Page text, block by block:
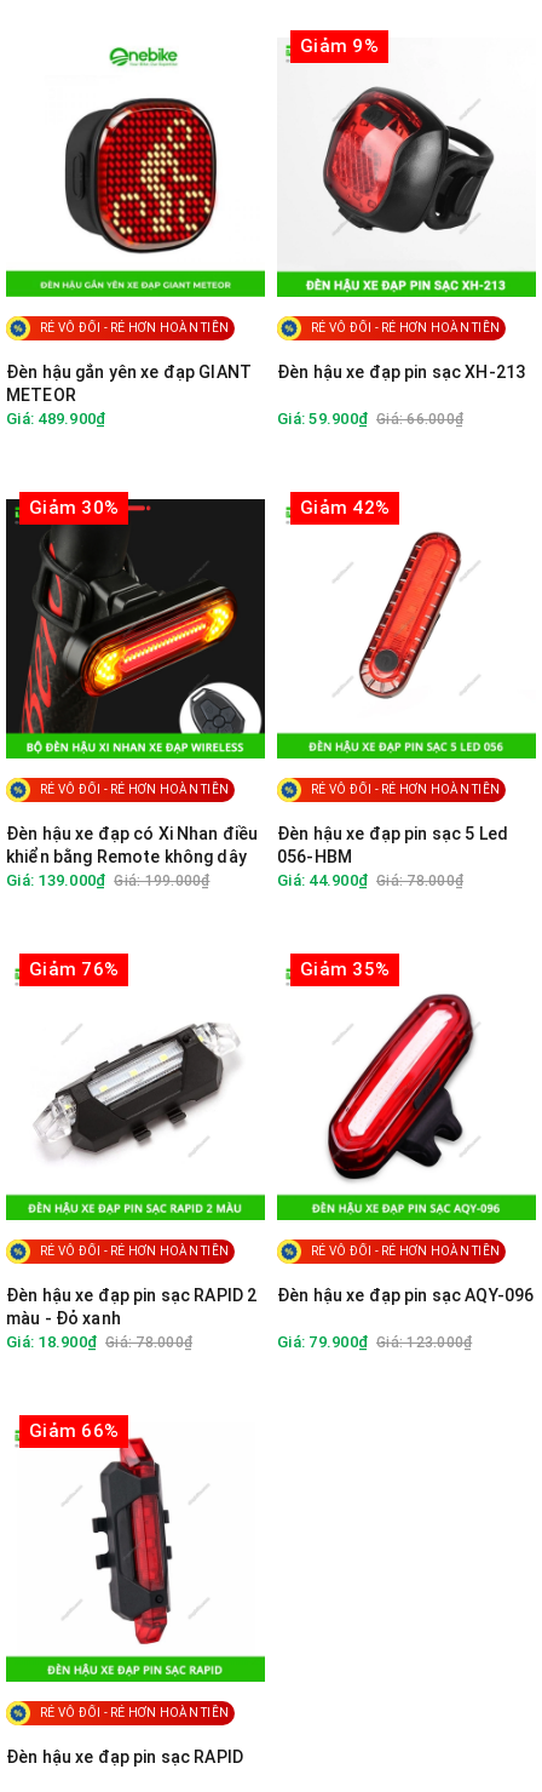
RẺ VÔ ĐỐI - RẺ HƠN HOÀN TIỀN
Đèn hậu gắn yên xe đạp GIANT
METEOR
Giá: 489.900₫
Giảm 9%
RẺ VÔ ĐỐI - RẺ HƠN HOÀN TIỀN
Đèn hậu xe đạp pin sạc XH-213
Giá: 59.900₫ Giá: 66.000₫
Giảm 30%
RẺ VÔ ĐỐI - RẺ HƠN HOÀN TIỀN
Đèn hậu xe đạp có Xi Nhan điều
khiển bằng Remote không dây
Giá: 139.000₫ Giá: 199.000₫
Giảm 42%
RẺ VÔ ĐỐI - RẺ HƠN HOÀN TIỀN
Đèn hậu xe đạp pin sạc 5 Led
056-HBM
Giá: 44.900₫ Giá: 78.000₫
Giảm 76%
RẺ VÔ ĐỐI - RẺ HƠN HOÀN TIỀN
Đèn hậu xe đạp pin sạc RAPID 2
màu - Đỏ xanh
Giá: 18.900₫ Giá: 78.000₫
Giảm 35%
RẺ VÔ ĐỐI - RẺ HƠN HOÀN TIỀN
Đèn hậu xe đạp pin sạc AQY-096
Giá: 79.900₫ Giá: 123.000₫
Giảm 66%
RẺ VÔ ĐỐI - RẺ HƠN HOÀN TIỀN
Đèn hậu xe đạp pin sạc RAPID